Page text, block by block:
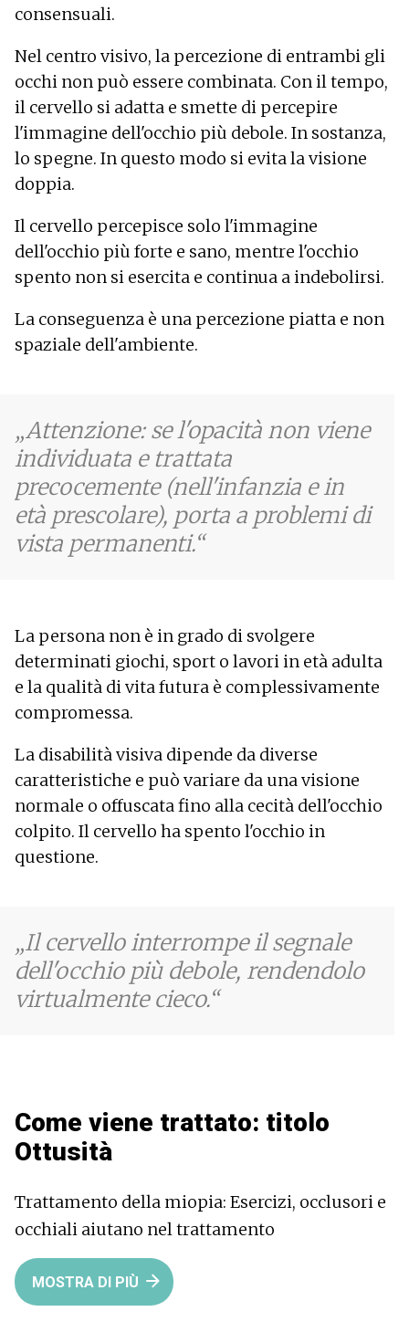
consensuali.
Nel centro visivo, la percezione di entrambi gli
occhi non può essere combinata. Con il tempo,
il cervello si adatta e smette di percepire
l'immagine dell'occhio più debole. In sostanza,
lo spegne. In questo modo si evita la visione
doppia.
Il cervello percepisce solo l'immagine
dell'occhio più forte e sano, mentre l'occhio
spento non si esercita e continua a indebolirsi.
La conseguenza è una percezione piatta e non
spaziale dell'ambiente.
Attenzione: se l'opacità non viene
individuata e trattata
precocemente (nell'infanzia e in
età prescolare), porta a problemi di
vista permanenti.
La persona non è in grado di svolgere
determinati giochi, sport o lavori in età adulta
e la qualità di vita futura è complessivamente
compromessa.
La disabilità visiva dipende da diverse
caratteristiche e può variare da una visione
normale o offuscata fino alla cecità dell'occhio
colpito. Il cervello ha spento l'occhio in
questione.
Il cervello interrompe il segnale
dell'occhio più debole, rendendolo
virtualmente cieco.
Come viene trattato: titolo
Ottusità
Trattamento della miopia: Esercizi, occlusori e
occhiali aiutano nel trattamento
MOSTRA DI PIÙ